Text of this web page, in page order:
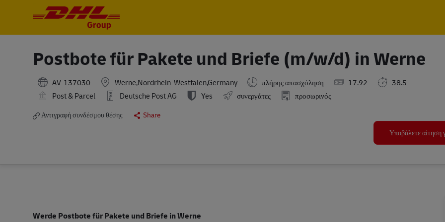
Postbote für Pakete und Briefe (m/w/d) in Werne
AV-137030 Werne,Nordrhein-Westfalen,Germany πλήρης απασχόληση 17.92
38.5
Post & Parcel
Deutsche Post AG Yes συνεργάτες προσωρινός
Αντιγραφή συνδέσμου θέσης
Share
Υποβάλετε αίτηση
Werde Postbote für Pakete und Briefe in Werne